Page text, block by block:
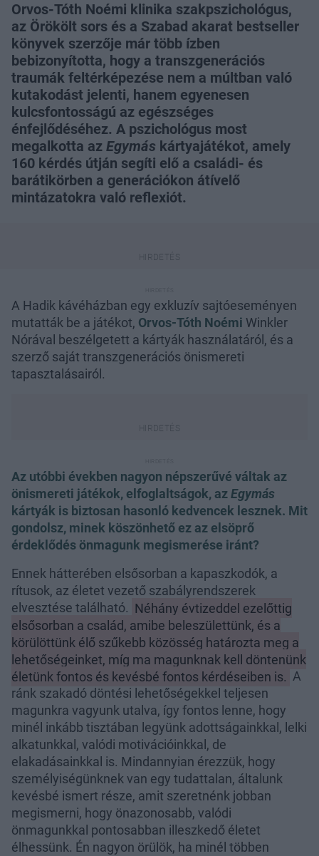
Orvos-Tóth Noémi klinika szakpszichológus,
az Örökölt sors és a Szabad akarat bestseller
könyvek szerzője már több ízben
bebizonyította, hogy a transzgenerációs
traumák feltérképezése nem a múltban való
kutakodást jelenti, hanem egyenesen
kulcsfontosságú az egészséges
énfejlődéséhez. A pszichológus most
megalkotta az Egymás kártyajátékot, amely
160 kérdés útján segíti elő a családi- és
barátikörben a generációkon átívelő
mintázatokra való reflexiót.
A Hadik kávéházban egy exkluzív sajtóeseményen
mutatták be a játékot, Orvos-Tóth Noémi Winkler
Nórával beszélgetett a kártyák használatáról, és a
szerző saját transzgenerációs önismereti
tapasztalásairól.
Az utóbbi években nagyon népszerűvé váltak az
önismereti játékok, elfoglaltságok, azEgymás
kártyák is biztosan hasonló kedvencek lesznek. Mit
gondolsz, minek köszönhető ez az elsöprő
érdeklődés önmagunk megismerése iránt?
Ennek hátterében elsősorban a kapaszkodók, a
rítusok, az életet vezető szabályrendszerek
elvesztése található. Néhány évtizeddel ezelőttig
elsősorban a család, amibe beleszülettünk, és a
körülöttünk élő szűkebb közösség határozta meg a
lehetőségeinket, míg ma magunknak kell döntenünk
életünk fontos és kevésbé fontos kérdéseiben is.
A
ránk szakadó döntési lehetőségekkel teljesen
magunkra vagyunk utalva, így fontos lenne, hogy
minél inkább tisztában legyünk adottságainkkal, lelki
alkatunkkal, valódi motivációinkkal, de
elakadásainkkal is. Mindannyian érezzük, hogy
személyiségünknek van egy tudattalan, általunk
kevésbé ismert része, amit szeretnénk jobban
megismerni, hogy önazonosabb, valódi
önmagunkkal pontosabban illeszkedő életet
élhessünk. Én nagyon örülök, ha minél többen